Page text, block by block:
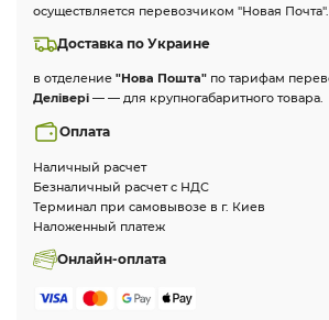
осуществляется перевозчиком "Новая Почта".
Доставка по Украине
в отделение "Нова Пошта" по тарифам
Делівері — — для крупногабаритного товара.
Оплата
Наличный расчет
Безналичный расчет с НДС
Терминал при самовывозе в г. Киев
Наложенный платеж
Онлайн-оплата